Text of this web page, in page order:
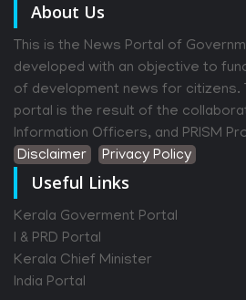
About Us
This is the News Portal of
developed with an objective to
of development news for citizens.
portal is the result of the
Information Officers, and PRISM
Disclaimer
Privacy Policy
Useful Links
Kerala Goverment Portal
I & PRD Portal
Kerala Chief Minister
India Portal